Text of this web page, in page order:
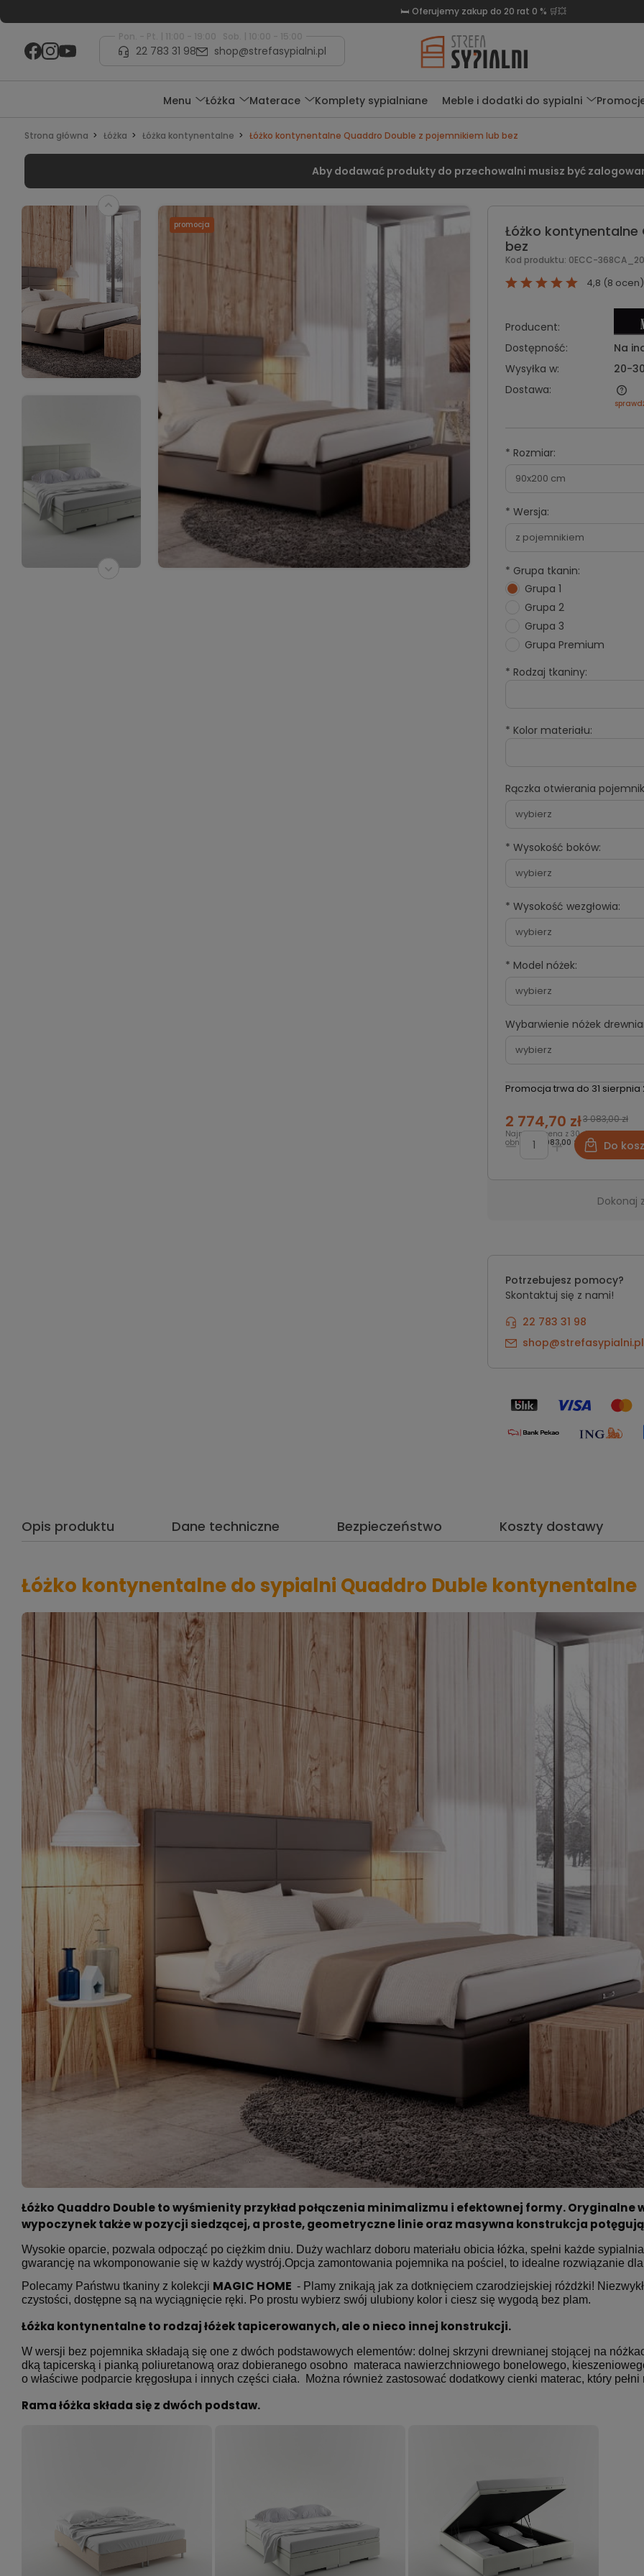
🛏️ Oferujemy zakup do 20 rat 0 % 🛒💥
Pon. - Pt. | 11:00 - 19:00 Sob. | 10:00 - 15:00
22 783 31 98 shop@strefasypialni.pl
Menu Łóżka Materace Komplety sypialniane Meble i dodatki do sypialni
Strona główna Łóżka Łóżka kontynentalne Łóżko kontynentalne Quaddro Double z pojemnikiem lub bez
Aby dodawać produkty do przechowalni musisz być
promocja
Łóżko
bez
Kod produktu: 0ECC-
4,8 (8 ocen)
Producent:
Dostępność:
Na
Wysyłka w:
20-
Dostawa:
* Rozmiar:
* Wersja:
* Grupa tkanin:
Grupa 1
Grupa 2
Grupa 3
Grupa Premium
* Rodzaj tkaniny:
* Kolor materiału:
Rączka otwierania
* Wysokość boków:
* Wysokość wezgłowia:
* Model nóżek:
Wybarwienie nóżek
Promocja trwa do 31 sierpnia
2 774,70 zł3 083,00 zł
Najniższa cena z 30 dni przed
obniżką:
3 083,00 zł Do
Dokonaj
Potrzebujesz pomocy?
Skontaktuj się z nami!
22 783 31 98
shop@strefasypialni.pl
Opis produktu Dane techniczne Bezpieczeństwo Koszty dostawy
Łóżko kontynentalne do sypialni Quaddro Duble kontynentalne
Łóżko Quaddro Double to wyśmienity przykład połączenia minimalizmu i efektownej formy. Oryginalne
wypoczynek także w pozycji siedzącej, a proste, geometryczne linie oraz masywna konstrukcja
Wysokie oparcie, pozwala odpocząć po ciężkim dniu. Duży wachlarz doboru materiału obicia łóżka, spełni każde
gwarancję na wkomponowanie się w każdy wystrój.Opcja zamontowania pojemnika na pościel, to idealne rozwiązanie dla
Polecamy Państwu tkaniny z kolekcji MAGIC HOME - Plamy znikają jak za do­tknię­ciem cza­ro­dziej­skiej różdżki!
czystości, dostępne są na wy­cią­gnię­cie ręki. Po prostu wybierz swój ulubiony kolor i ciesz się wygodą bez plam.
Łóżka ko­­n­ty­­­ne­­n­ta­­l­ne to rodzaj łóżek ta­­­pi­­­ce­­­ro­­­wa­­­nych, ale o nieco innej ko­­n­stru­­k­cji.
W wersji bez pojemnika składają się one z dwóch pod­sta­­­wo­­­wych elementów: dolnej skrzyni dre­­w­nia­­­nej stojącej na
d­ką ta­­­pi­­­ce­­r­ską i pianką po­­­li­­­u­­re­­­ta­­­no­­­wą oraz do­bie­ra­ne­go osobno materaca na­­­wie­rz­ch­nio­­­we­­­go bo­­­ne­­­lo­­­we­­­go,
o właściwe podparcie krę­­­go­­­słu­­­pa i innych części ciała. Można również za­­­sto­­­so­­­wać dodatkowy cienki materac, który
Rama łóżka składa się z dwóch podstaw.